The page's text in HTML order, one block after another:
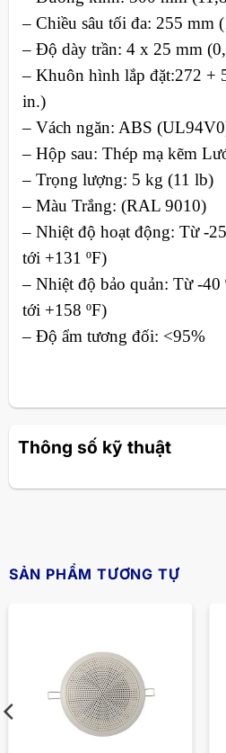
– Chiều sâu tối đa: 255 mm
– Độ dày trần: 4 x 25 mm
– Khuôn hình lắp đặt:272 +
in.)
– Vách ngăn: ABS
– Hộp sau: Thép mạ kẽm
– Trọng lượng: 5 kg (11 lb)
– Màu Trắng: (RAL 9010)
– Nhiệt độ hoạt động: Từ -
tới +131 ºF)
– Nhiệt độ bảo quản: Từ -40
tới +158 ºF)
– Độ ẩm tương đối: <95%
Thông số kỹ thuật
SẢN PHẨM TƯƠNG TỰ